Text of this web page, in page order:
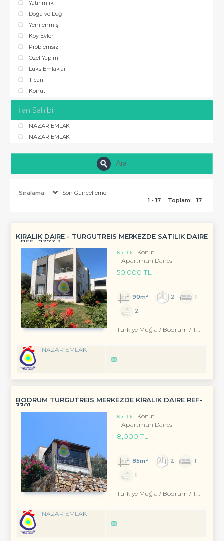
Yatırımlık
Doğa ve Dağ
Yenilenmiş
Köy Evleri
Problemsiz
Özel Yapım
Luks Emlaklar
Ticari
Konut
İlan Sahibi
NAZAR EMLAK
NAZAR EMLAK
Ara
Sıralama:
Son Güncelleme
1 - 17
Toplam: 17
KİRALIK DAİRE - TURGUTREİS MERKEZDE SATILIK DAİRE
- REF- 2373-1
Kiralık
Konut
Apartman Dairesi
50,000 TL
90m² 2
1
2
Türkiye Muğla / Bodrum / Turgutreis
NAZAR EMLAK
BODRUM TURGUTREIS MERKEZDE KİRALIK DAIRE REF-
3301
Kiralık
Konut
Apartman Dairesi
8,000 TL
85m² 2
1
1
Türkiye Muğla / Bodrum / Turgutreis
NAZAR EMLAK